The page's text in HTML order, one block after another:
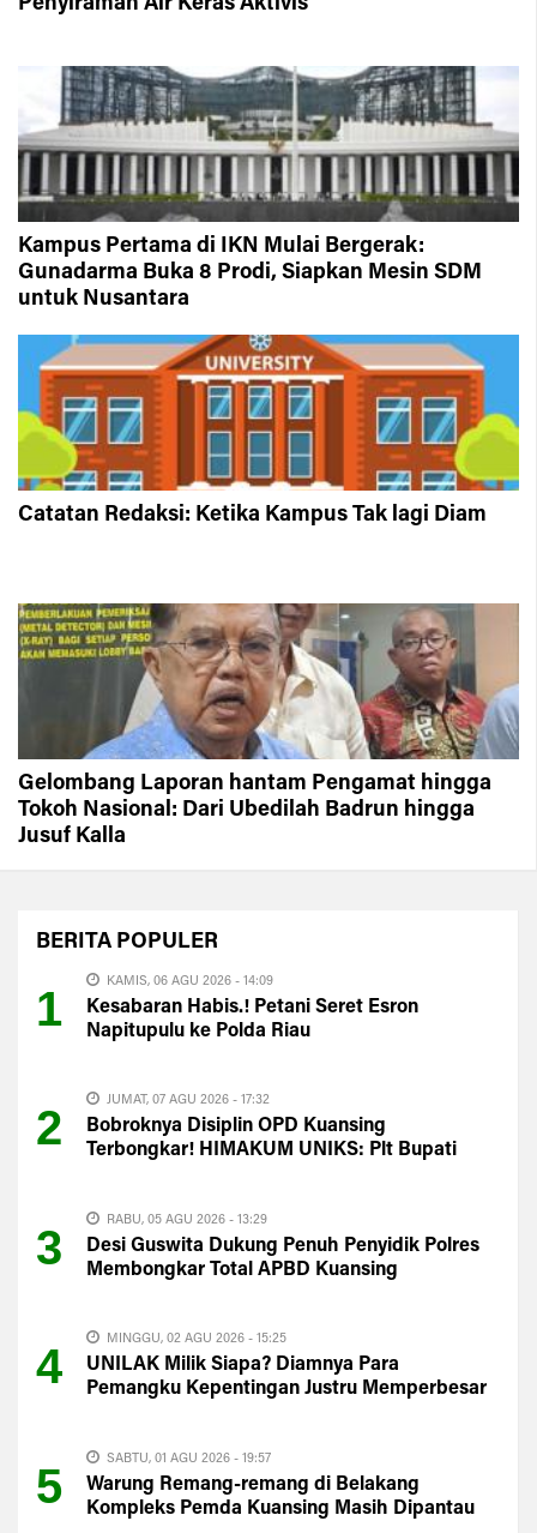
Penyiraman Air Keras Aktivis
Kampus Pertama di IKN Mulai Bergerak:
Gunadarma Buka 8 Prodi, Siapkan Mesin SDM
untuk Nusantara
Catatan Redaksi: Ketika Kampus Tak lagi Diam
Gelombang Laporan hantam Pengamat hingga
Tokoh Nasional: Dari Ubedilah Badrun hingga
Jusuf Kalla
BERITA POPULER
1
KAMIS, 06 AGU 2026 - 14:09
Kesabaran Habis.! Petani Seret Esron
Napitupulu ke Polda Riau
2
JUMAT, 07 AGU 2026 - 17:32
Bobroknya Disiplin OPD Kuansing
Terbongkar! HIMAKUM UNIKS: Plt Bupati
3
RABU, 05 AGU 2026 - 13:29
Desi Guswita Dukung Penuh Penyidik Polres
Membongkar Total APBD Kuansing
4
MINGGU, 02 AGU 2026 - 15:25
UNILAK Milik Siapa? Diamnya Para
Pemangku Kepentingan Justru Memperbesar
5
SABTU, 01 AGU 2026 - 19:57
Warung Remang-remang di Belakang
Kompleks Pemda Kuansing Masih Dipantau